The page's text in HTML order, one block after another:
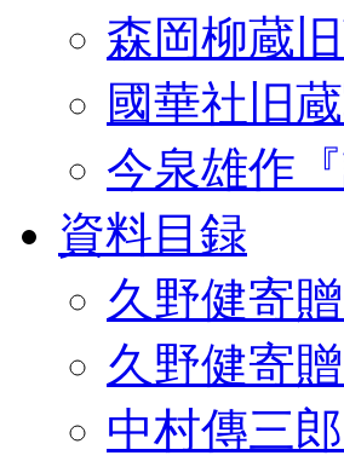
森岡柳蔵
國華社旧
今泉雄作『
資料目録
久野健寄
久野健寄
中村傳三